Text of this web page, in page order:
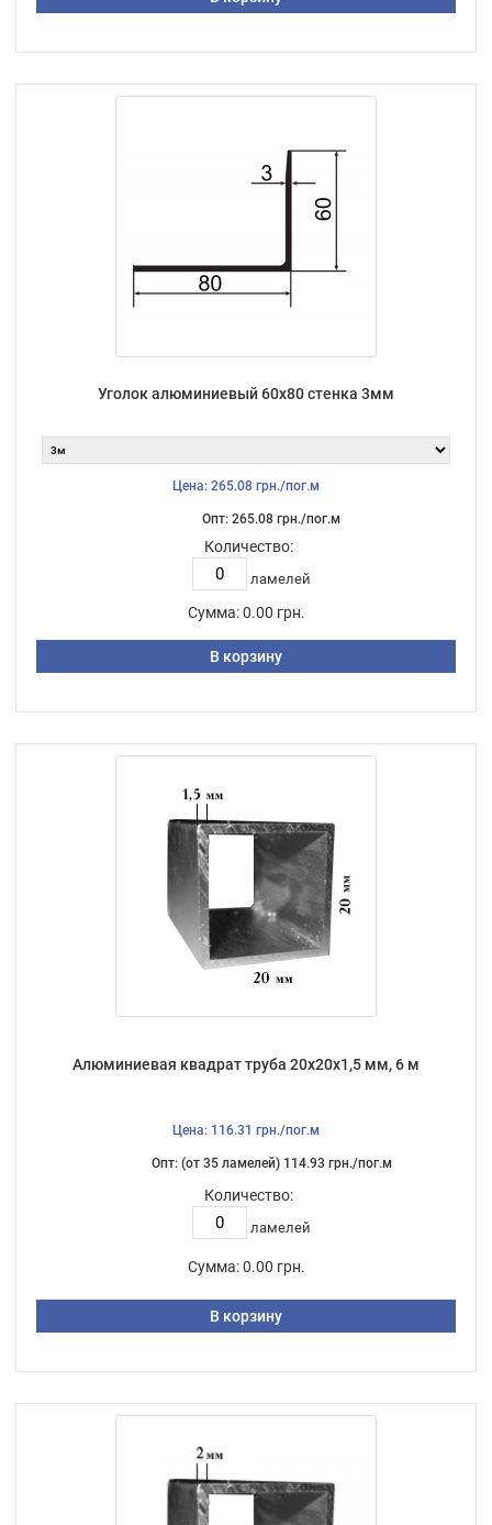
Уголок алюминиевый 60х80 стенка 3мм
Цена: 265.08 грн./пог.м
Опт: 265.08 грн./пог.м
Количество:
ламелей
Сумма: 0.00 грн.
В корзину
Алюминиевая квадрат труба 20х20х1,5 мм, 6 м
Цена: 116.31 грн./пог.м
Опт: (от 35 ламелей) 114.93 грн./пог.м
Количество:
ламелей
Сумма: 0.00 грн.
В корзину